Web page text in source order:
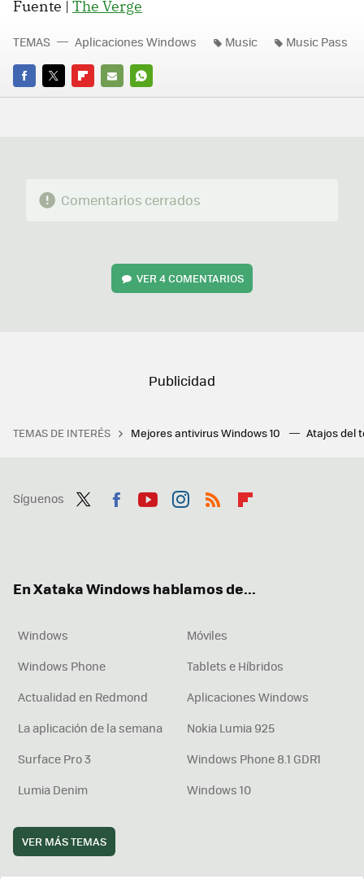
Fuente | The Verge
FACEBOOK
TWITTERFLIPBOARD
E-
WHATSAPP
TEMAS Aplicaciones Windows Music Music Pass
Comentarios cerrados
VER4 COMENTARIOS
TEMAS DE INTERÉS Mejores antivirus Windows 10 Atajos del
Síguenos
En Xataka Windows hablamos de...
Windows
Móviles
Windows Phone
Tablets e Híbridos
Actualidad en Redmond
Aplicaciones Windows
La aplicación de la semana
Nokia Lumia 925
Surface Pro 3
Windows Phone 8.1 GDR1
Lumia Denim
Windows 10
VER MÁS TEMAS